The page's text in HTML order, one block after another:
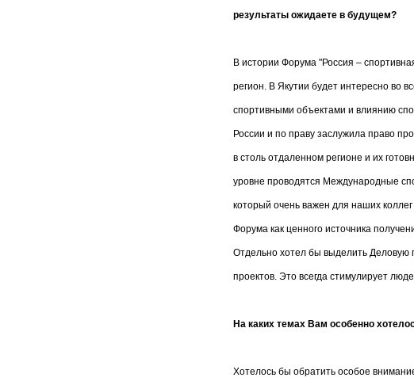
результаты ожидаете в будущем?
В истории Форума "Россия –
регион. В Якутии будет интересно во
спортивными объектами и влиянию
России и по праву заслужила право
в столь отдаленном регионе и их
уровне проводятся Международные
который очень важен для наших
Форума как ценного источника
Отдельно хотел бы выделить Деловую
проектов. Это всегда стимулирует
На каких темах Вам особенно
Хотелось бы обратить особое